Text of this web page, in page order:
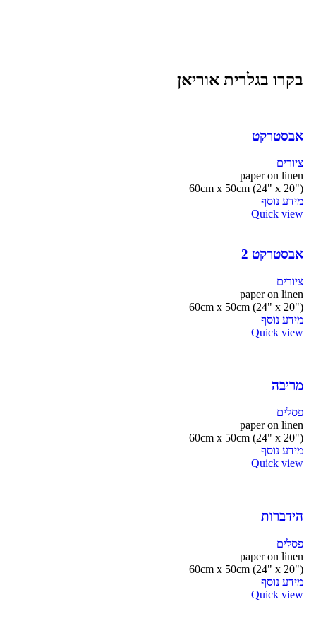
בקרו בגלרית אוריאן
אבסטרקט
ציורים
paper on linen
60cm x 50cm (24" x 20")
מידע נוסף
Quick view
אבסטרקט 2
ציורים
paper on linen
60cm x 50cm (24" x 20")
מידע נוסף
Quick view
מריבה
פסלים
paper on linen
60cm x 50cm (24" x 20")
מידע נוסף
Quick view
הידברות
פסלים
paper on linen
60cm x 50cm (24" x 20")
מידע נוסף
Quick view